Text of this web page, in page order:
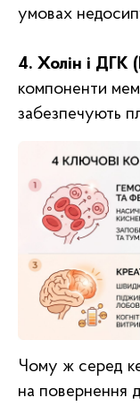
умовах
4. Холін і ДГК
компоненти
забезпечують
Чому ж серед
на повернення